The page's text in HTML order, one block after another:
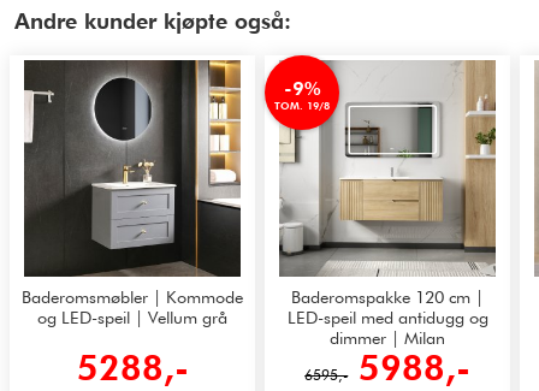
Andre kunder kjøpte også:
Baderomsmøbler | Kommode
og LED-speil | Vellum grå
5288,-
-9%
TOM. 19/8
Baderomspakke 120 cm |
LED-speil med antidugg og
dimmer | Milan
6595,- 5988,-